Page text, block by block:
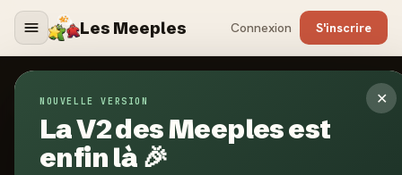
Les Meeples Connexion S'inscrire
✕
NOUVELLE VERSION
La V2 des Meeples est
enfin là 🎉
Jeux/ISS Vanguard